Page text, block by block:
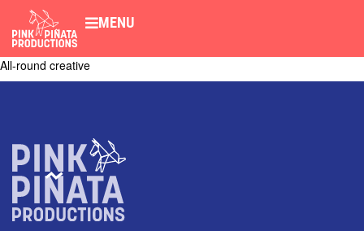
MENU
All-round creative